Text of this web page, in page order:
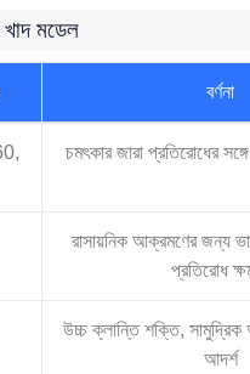
খাদ মডেল
বর্ণনা
চমৎকার জারা প্রতিরোধের
রাসায়নিক আক্রমণের জন্য
প্রতিরোধ
উচ্চ ক্লান্তি শক্তি,
আদর্শ